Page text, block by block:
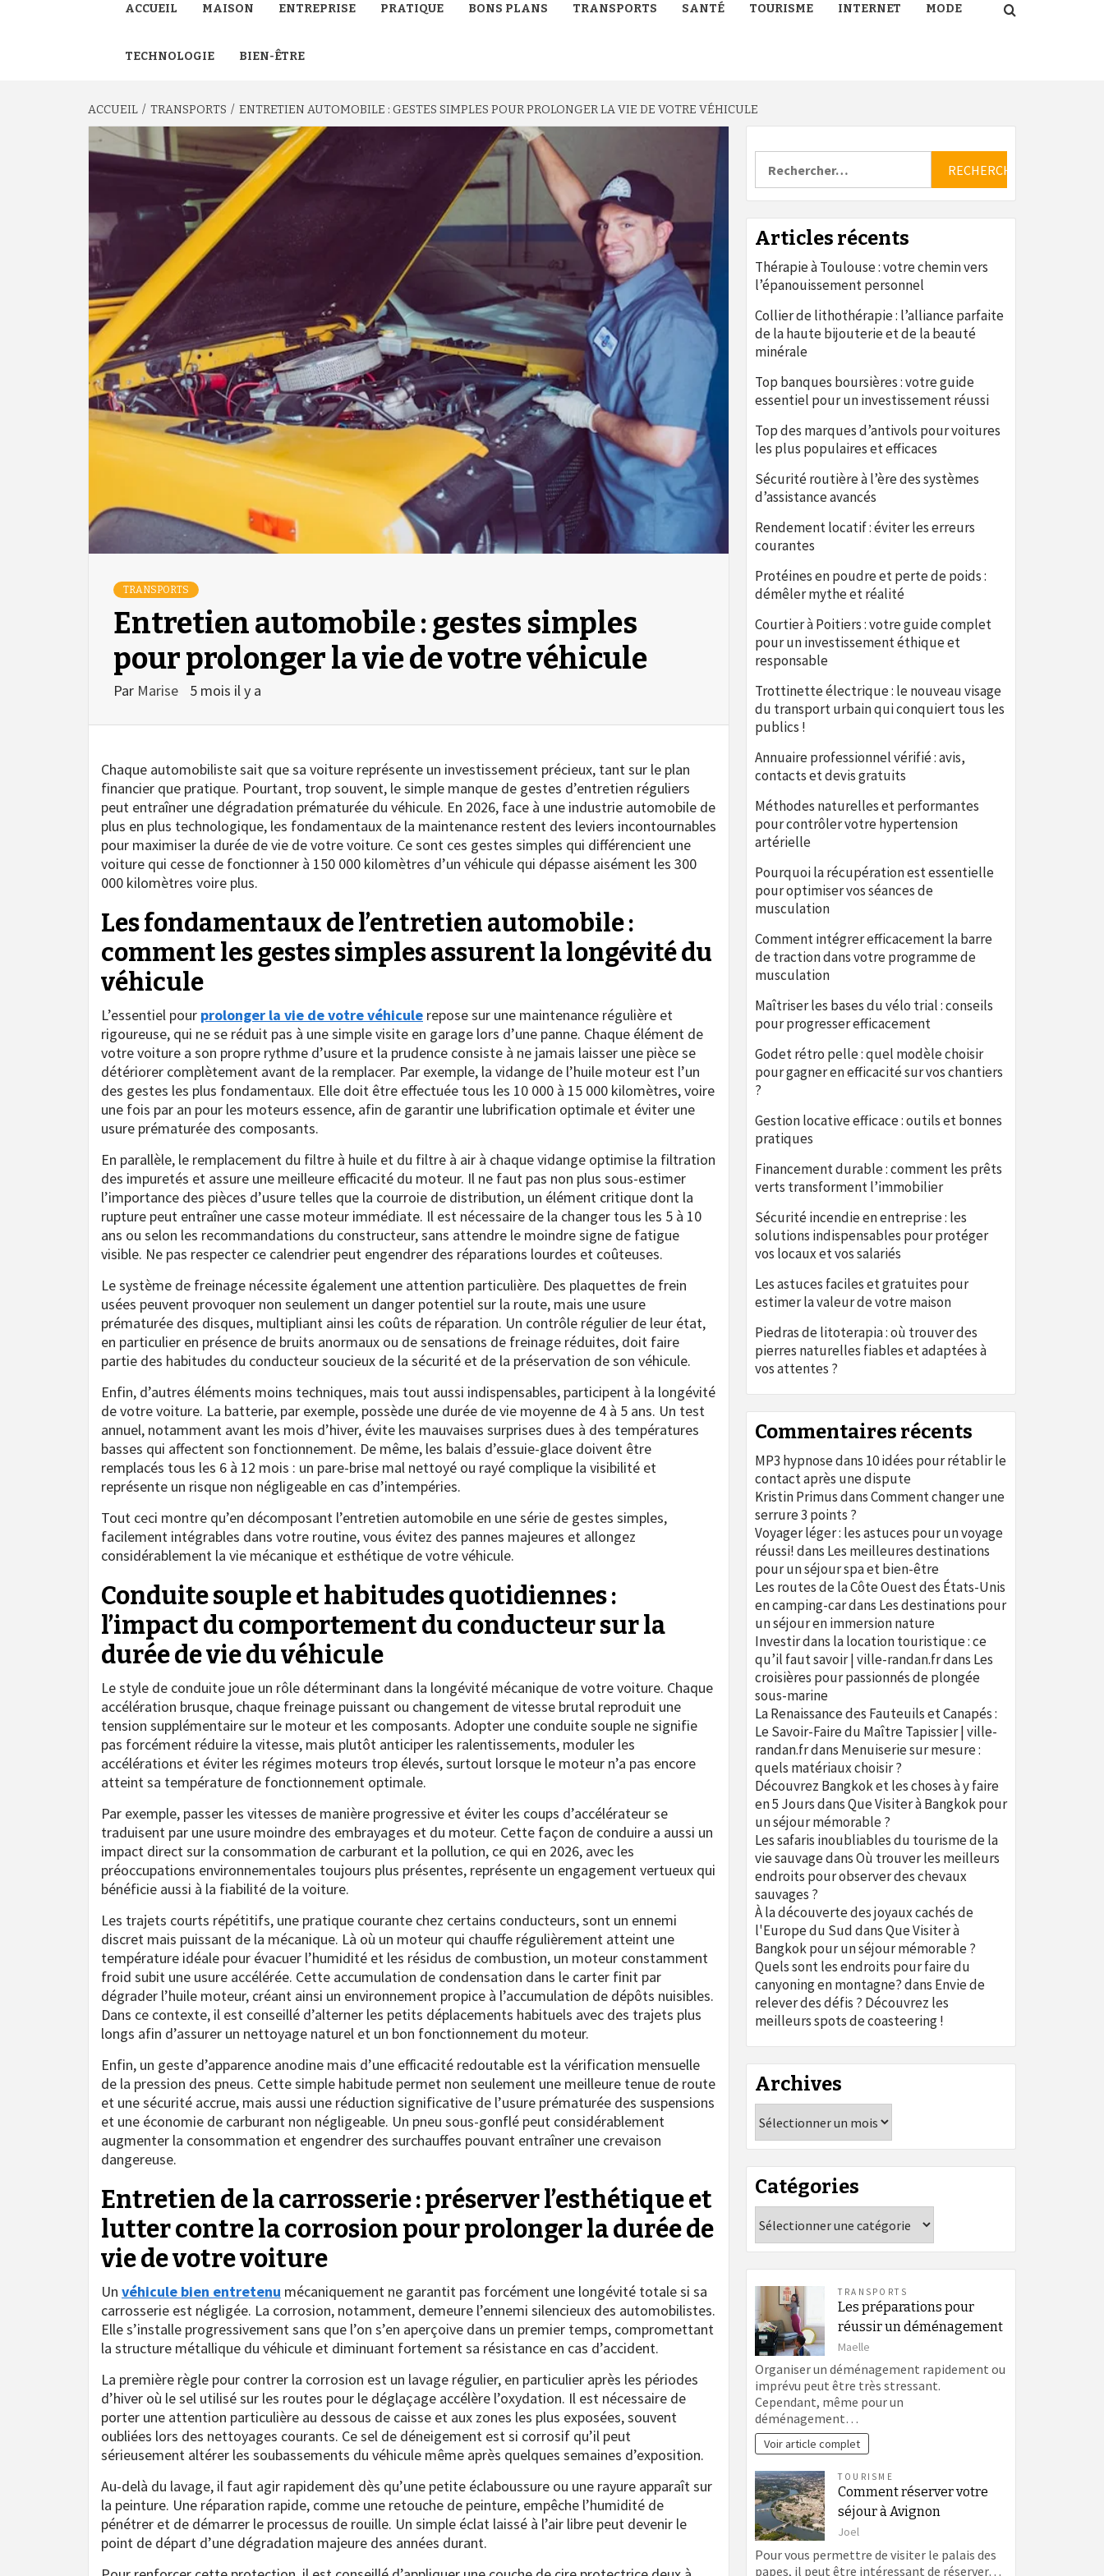
ACCUEIL MAISON ENTREPRISE PRATIQUE BONS PLANS TRANSPORTS SANTÉ TOURISME INTERNET MODE
TECHNOLOGIE BIEN-ÊTRE
ACCUEIL TRANSPORTS ENTRETIEN AUTOMOBILE : GESTES SIMPLES POUR PROLONGER LA VIE DE VOTRE VÉHICULE
TRANSPORTS
Entretien automobile : gestes simples
pour prolonger la vie de votre véhicule
Par Marise 5 mois il y a
Chaque automobiliste sait que sa voiture représente un investissement précieux, tant sur le plan
financier que pratique. Pourtant, trop souvent, le simple manque de gestes d’entretien réguliers
peut entraîner une dégradation prématurée du véhicule. En 2026, face à une industrie automobile de
plus en plus technologique, les fondamentaux de la maintenance restent des leviers incontournables
pour maximiser la durée de vie de votre voiture. Ce sont ces gestes simples qui différencient une
voiture qui cesse de fonctionner à 150 000 kilomètres d’un véhicule qui dépasse aisément les 300
000 kilomètres voire plus.
Les fondamentaux de l’entretien automobile :
comment les gestes simples assurent la longévité du
véhicule
L’essentiel pour prolonger la vie de votre véhicule repose sur une maintenance régulière et
rigoureuse, qui ne se réduit pas à une simple visite en garage lors d’une panne. Chaque élément de
votre voiture a son propre rythme d’usure et la prudence consiste à ne jamais laisser une pièce se
détériorer complètement avant de la remplacer. Par exemple, la vidange de l’huile moteur est l’un
des gestes les plus fondamentaux. Elle doit être effectuée tous les 10 000 à 15 000 kilomètres, voire
une fois par an pour les moteurs essence, afin de garantir une lubrification optimale et éviter une
usure prématurée des composants.
En parallèle, le remplacement du filtre à huile et du filtre à air à chaque vidange optimise la filtration
des impuretés et assure une meilleure efficacité du moteur. Il ne faut pas non plus sous-estimer
l’importance des pièces d’usure telles que la courroie de distribution, un élément critique dont la
rupture peut entraîner une casse moteur immédiate. Il est nécessaire de la changer tous les 5 à 10
ans ou selon les recommandations du constructeur, sans attendre le moindre signe de fatigue
visible. Ne pas respecter ce calendrier peut engendrer des réparations lourdes et coûteuses.
Le système de freinage nécessite également une attention particulière. Des plaquettes de frein
usées peuvent provoquer non seulement un danger potentiel sur la route, mais une usure
prématurée des disques, multipliant ainsi les coûts de réparation. Un contrôle régulier de leur état,
en particulier en présence de bruits anormaux ou de sensations de freinage réduites, doit faire
partie des habitudes du conducteur soucieux de la sécurité et de la préservation de son véhicule.
Enfin, d’autres éléments moins techniques, mais tout aussi indispensables, participent à la longévité
de votre voiture. La batterie, par exemple, possède une durée de vie moyenne de 4 à 5 ans. Un test
annuel, notamment avant les mois d’hiver, évite les mauvaises surprises dues à des températures
basses qui affectent son fonctionnement. De même, les balais d’essuie-glace doivent être
remplacés tous les 6 à 12 mois : un pare-brise mal nettoyé ou rayé complique la visibilité et
représente un risque non négligeable en cas d’intempéries.
Tout ceci montre qu’en décomposant l’entretien automobile en une série de gestes simples,
facilement intégrables dans votre routine, vous évitez des pannes majeures et allongez
considérablement la vie mécanique et esthétique de votre véhicule.
Conduite souple et habitudes quotidiennes :
l’impact du comportement du conducteur sur la
durée de vie du véhicule
Le style de conduite joue un rôle déterminant dans la longévité mécanique de votre voiture. Chaque
accélération brusque, chaque freinage puissant ou changement de vitesse brutal reproduit une
tension supplémentaire sur le moteur et les composants. Adopter une conduite souple ne signifie
pas forcément réduire la vitesse, mais plutôt anticiper les ralentissements, moduler les
accélérations et éviter les régimes moteurs trop élevés, surtout lorsque le moteur n’a pas encore
atteint sa température de fonctionnement optimale.
Par exemple, passer les vitesses de manière progressive et éviter les coups d’accélérateur se
traduisent par une usure moindre des embrayages et du moteur. Cette façon de conduire a aussi un
impact direct sur la consommation de carburant et la pollution, ce qui en 2026, avec les
préoccupations environnementales toujours plus présentes, représente un engagement vertueux qui
bénéficie aussi à la fiabilité de la voiture.
Les trajets courts répétitifs, une pratique courante chez certains conducteurs, sont un ennemi
discret mais puissant de la mécanique. Là où un moteur qui chauffe régulièrement atteint une
température idéale pour évacuer l’humidité et les résidus de combustion, un moteur constamment
froid subit une usure accélérée. Cette accumulation de condensation dans le carter finit par
dégrader l’huile moteur, créant ainsi un environnement propice à l’accumulation de dépôts nuisibles.
Dans ce contexte, il est conseillé d’alterner les petits déplacements habituels avec des trajets plus
longs afin d’assurer un nettoyage naturel et un bon fonctionnement du moteur.
Enfin, un geste d’apparence anodine mais d’une efficacité redoutable est la vérification mensuelle
de la pression des pneus. Cette simple habitude permet non seulement une meilleure tenue de route
et une sécurité accrue, mais aussi une réduction significative de l’usure prématurée des suspensions
et une économie de carburant non négligeable. Un pneu sous-gonflé peut considérablement
augmenter la consommation et engendrer des surchauffes pouvant entraîner une crevaison
dangereuse.
Entretien de la carrosserie : préserver l’esthétique et
lutter contre la corrosion pour prolonger la durée de
vie de votre voiture
Un véhicule bien entretenu mécaniquement ne garantit pas forcément une longévité totale si sa
carrosserie est négligée. La corrosion, notamment, demeure l’ennemi silencieux des automobilistes.
Elle s’installe progressivement sans que l’on s’en aperçoive dans un premier temps, compromettant
la structure métallique du véhicule et diminuant fortement sa résistance en cas d’accident.
La première règle pour contrer la corrosion est un lavage régulier, en particulier après les périodes
d’hiver où le sel utilisé sur les routes pour le déglaçage accélère l’oxydation. Il est nécessaire de
porter une attention particulière au dessous de caisse et aux zones les plus exposées, souvent
oubliées lors des nettoyages courants. Ce sel de déneigement est si corrosif qu’il peut
sérieusement altérer les soubassements du véhicule même après quelques semaines d’exposition.
Au-delà du lavage, il faut agir rapidement dès qu’une petite éclaboussure ou une rayure apparaît sur
la peinture. Une réparation rapide, comme une retouche de peinture, empêche l’humidité de
pénétrer et de démarrer le processus de rouille. Un simple éclat laissé à l’air libre peut devenir le
point de départ d’une dégradation majeure des années durant.
Articles récents
Thérapie à Toulouse : votre chemin vers
l’épanouissement personnel
Collier de lithothérapie : l’alliance parfaite
de la haute bijouterie et de la beauté
minérale
Top banques boursières : votre guide
essentiel pour un investissement réussi
Top des marques d’antivols pour voitures
les plus populaires et efficaces
Sécurité routière à l’ère des systèmes
d’assistance avancés
Rendement locatif : éviter les erreurs
courantes
Protéines en poudre et perte de poids :
démêler mythe et réalité
Courtier à Poitiers : votre guide complet
pour un investissement éthique et
responsable
Trottinette électrique : le nouveau visage
du transport urbain qui conquiert tous les
publics !
Annuaire professionnel vérifié : avis,
contacts et devis gratuits
Méthodes naturelles et performantes
pour contrôler votre hypertension
artérielle
Pourquoi la récupération est essentielle
pour optimiser vos séances de
musculation
Comment intégrer efficacement la barre
de traction dans votre programme de
musculation
Maîtriser les bases du vélo trial : conseils
pour progresser efficacement
Godet rétro pelle : quel modèle choisir
pour gagner en efficacité sur vos chantiers
?
Gestion locative efficace : outils et bonnes
pratiques
Financement durable : comment les prêts
verts transforment l’immobilier
Sécurité incendie en entreprise : les
solutions indispensables pour protéger
vos locaux et vos salariés
Les astuces faciles et gratuites pour
estimer la valeur de votre maison
Piedras de litoterapia : où trouver des
pierres naturelles fiables et adaptées à
vos attentes ?
Commentaires récents
MP3 hypnosedans 10 idées pour rétablir le
contact après une dispute
Kristin PrimusdansComment changer une
serrure 3 points ?
Voyager léger : les astuces pour un voyage
réussi!dans Les meilleures destinations
pour un séjour spa et bien-être
Les routes de la Côte Ouest des États-Unis
en camping-cardans Les destinations pour
un séjour en immersion nature
Investir dans la location touristique : ce
qu’il faut savoir | ville-randan.frdans Les
croisières pour passionnés de plongée
sous-marine
La Renaissance des Fauteuils et Canapés :
Le Savoir-Faire du Maître Tapissier | ville-
randan.frdans Menuiserie sur mesure :
quels matériaux choisir ?
Découvrez Bangkok et les choses à y faire
en 5 JoursdansQue Visiter à Bangkok pour
un séjour mémorable ?
Les safaris inoubliables du tourisme de la
vie sauvagedansOù trouver les meilleurs
endroits pour observer des chevaux
sauvages ?
À la découverte des joyaux cachés de
l'Europe du SuddansQue Visiter à
Bangkok pour un séjour mémorable ?
Quels sont les endroits pour faire du
canyoning en montagne?dans Envie de
relever des défis ? Découvrez les
meilleurs spots de coasteering !
Archives
Catégories
TRANSPORTS
Les préparations pour
réussir un déménagement
Maelle
Organiser un déménagement rapidement ou
imprévu peut être très stressant.
Cependant, même pour un
déménagement…
Voir article complet
TOURISME
Comment réserver votre
séjour à Avignon
Joel
Pour vous permettre de visiter le palais des
papes, il peut être intéressant de réserver…